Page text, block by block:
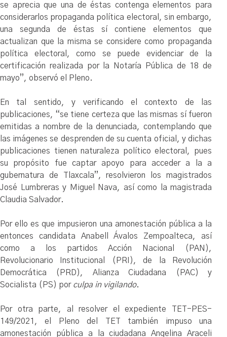
se aprecia que una de éstas contenga elementos para
considerarlos propaganda política electoral, sin embargo,
una segunda de éstas sí contiene elementos que
actualizan que la misma se considere como propaganda
política electoral, como se puede evidenciar de la
certificación realizada por la Notaría Pública de 18 de
mayo”, observó el Pleno.
En tal sentido, y verificando el contexto de las
publicaciones, “se tiene certeza que las mismas sí fueron
emitidas a nombre de la denunciada, contemplando que
las imágenes se desprenden de su cuenta oficial, y dichas
publicaciones tienen naturaleza político electoral, pues
su propósito fue captar apoyo para acceder a la a
gubernatura de Tlaxcala”, resolvieron los magistrados
José Lumbreras y Miguel Nava, así como la magistrada
Claudia Salvador.
Por ello es que impusieron una amonestación pública a la
entonces candidata Anabell Ávalos Zempoalteca, así
como a los partidos Acción Nacional (PAN),
Revolucionario Institucional (PRI), de la Revolución
Democrática (PRD), Alianza Ciudadana (PAC) y
Socialista (PS) por culpa in vigilando.
Por otra parte, al resolver el expediente TET-PES-
149/2021, el Pleno del TET también impuso una
amonestación pública a la ciudadana Angelina Araceli